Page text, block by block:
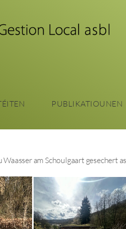
sprangen
PUBLIKATIOUNEN
am Schoulgaart gesechert